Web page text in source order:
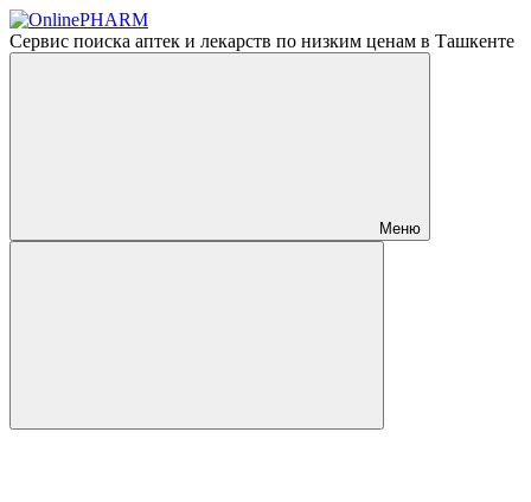
Сервис поиска аптек и лекарств по низким ценам в Ташкенте
Меню